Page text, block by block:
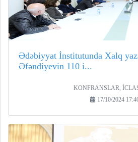
Ədəbiyyat İnstitutunda Xalq
Əfəndiyevin 110 i...
KONFRANSLAR,
17/10/2024